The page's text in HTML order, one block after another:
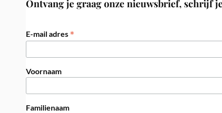
Ontvang je graag onze nieuwsbrief, schrijf
E-mail adres *
Voornaam
Familienaam